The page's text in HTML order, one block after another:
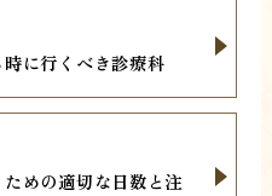
に行くべき診療科
めの適切な日数と注